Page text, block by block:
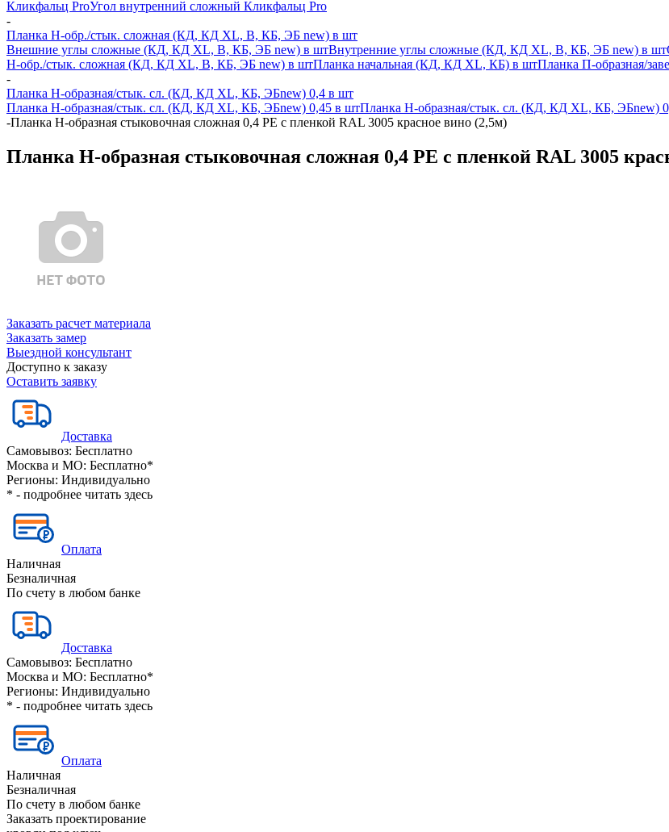
Кликфальц ProУгол внутренний сложный Кликфальц Pro
-
Планка H-обр./стык. сложная (КД, КД XL, В, КБ, ЭБ new) в шт
Внешние углы сложные (КД, КД XL, В, КБ, ЭБ new) в штВнутренние углы сложные (КД, КД XL, В, КБ, ЭБ new) в шт
H-обр./стык. сложная (КД, КД XL, В, КБ, ЭБ new) в штПланка начальная (КД, КД XL, КБ) в штПланка П-образная/
-
Планка H-образная/стык. сл. (КД, КД XL, КБ, ЭБnew) 0,4 в шт
Планка H-образная/стык. сл. (КД, КД XL, КБ, ЭБnew) 0,45 в штПланка H-образная/стык. сл. (КД, КД XL, КБ, ЭБnew)
-Планка Н-образная стыковочная сложная 0,4 PE с пленкой RAL 3005 красное вино (2,5м)
Планка Н-образная стыковочная сложная 0,4 PE с пленкой RAL 3005
Заказать расчет материала
Заказать замер
Выездной консультант
Доступно к заказу
Оставить заявку
Доставка
Самовывоз: Бесплатно
Москва и МО: Бесплатно*
Регионы: Индивидуально
* - подробнее читать здесь
Оплата
Наличная
Безналичная
По счету в любом банке
Доставка
Самовывоз: Бесплатно
Москва и МО: Бесплатно*
Регионы: Индивидуально
* - подробнее читать здесь
Оплата
Наличная
Безналичная
По счету в любом банке
Заказать проектирование